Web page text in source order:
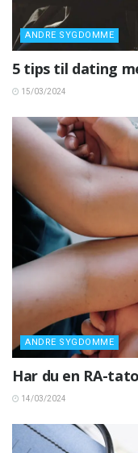
ANDRE SYGDOMME
5 tips til dating
15/03/2024
ANDRE SYGDOMME
Har du en RA-
14/03/2024